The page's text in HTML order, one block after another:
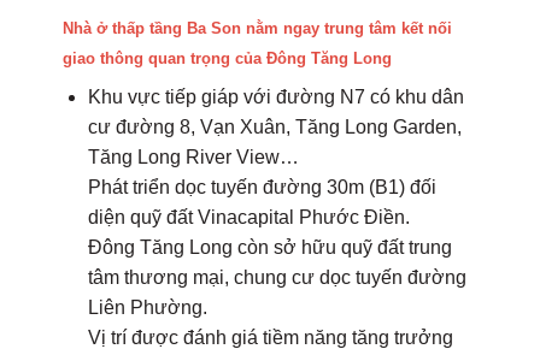
Nhà ở thấp tầng Ba Son nằm ngay trung tâm kết nối
giao thông quan trọng của Đông Tăng Long
Khu vực tiếp giáp với đường N7 có khu dân
cư đường 8, Vạn Xuân, Tăng Long Garden,
Tăng Long River View…
Phát triển dọc tuyến đường 30m (B1) đối
diện quỹ đất Vinacapital Phước Điền.
Đông Tăng Long còn sở hữu quỹ đất trung
tâm thương mại, chung cư dọc tuyến đường
Liên Phường.
Vị trí được đánh giá tiềm năng tăng trưởng